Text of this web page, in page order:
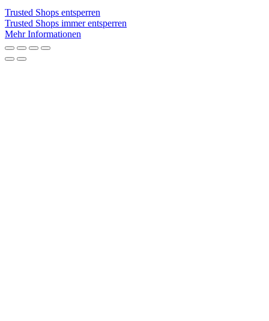
Trusted Shops entsperren
Trusted Shops immer entsperren
Mehr Informationen